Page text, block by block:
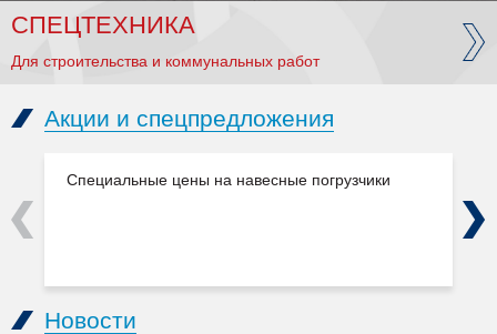
СПЕЦТЕХНИКА
Для строительства и коммунальных работ
Акции и спецпредложения
Специальные цены на навесные погрузчики
Previous Next
Новости